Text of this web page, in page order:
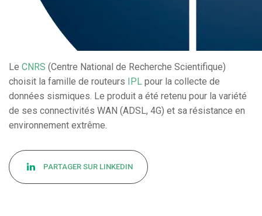
Le CNRS (Centre National de Recherche Scientifique)
choisit la famille de routeurs IPL pour la collecte de
données sismiques. Le produit a été retenu pour la variété
de ses connectivités WAN (ADSL, 4G) et sa résistance en
environnement extrême.
PARTAGER SUR LINKEDIN